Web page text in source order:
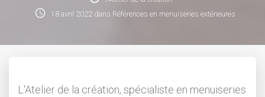
schedule 18 avril 2022 dans Références en menuiseries extérieures
L'Atelier de la création, spécialiste en menuiseries